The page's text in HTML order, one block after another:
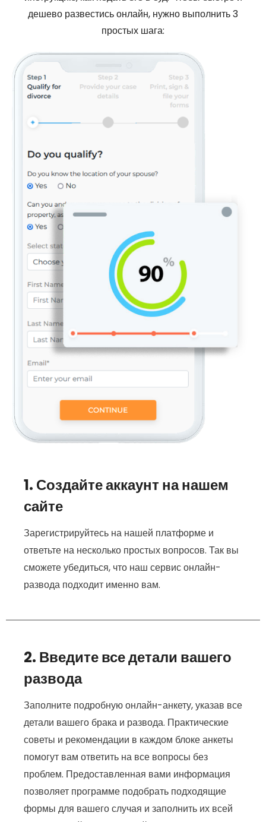
дешево развестись онлайн, нужно выполнить 3
простых шага:
1. Создайте аккаунт на нашем
сайте
Зарегистрируйтесь на нашей платформе и
ответьте на несколько простых вопросов. Так вы
сможете убедиться, что наш сервис онлайн-
развода подходит именно вам.
2. Введите все детали вашего
развода
Заполните подробную онлайн-анкету, указав все
детали вашего брака и развода. Практические
советы и рекомендации в каждом блоке анкеты
помогут вам ответить на все вопросы без
проблем. Предоставленная вами информация
позволяет программе подобрать подходящие
формы для вашего случая и заполнить их всей